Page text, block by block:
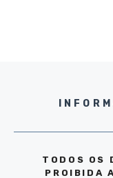
TODOS OS
PROIBIDA